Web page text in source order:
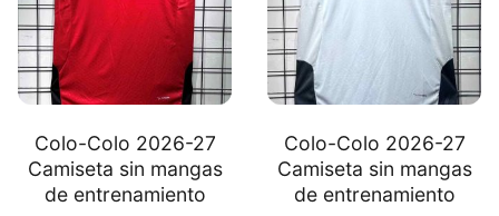
Colo-Colo 2026-27
Camiseta sin mangas
de entrenamiento
Colo-Colo 2026-27
Camiseta sin mangas
de entrenamiento